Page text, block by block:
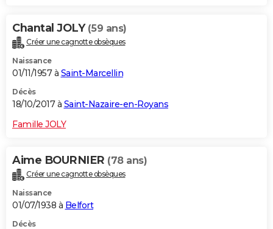
Chantal JOLY (59 ans)
Créer une cagnotte obsèques
Naissance
01/11/1957 à Saint-Marcellin
Décès
18/10/2017 à Saint-Nazaire-en-Royans
Famille JOLY
Aime BOURNIER (78 ans)
Créer une cagnotte obsèques
Naissance
01/07/1938 à Belfort
Décès